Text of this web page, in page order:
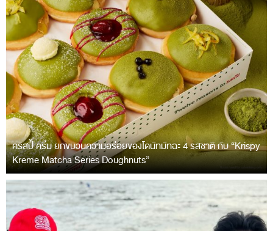
คริสปี้ ครีม ยกขบวนความอร่อยของโดนัทมัทฉะ 4 รสชาติ กับ “Krispy
Kreme Matcha Series Doughnuts”